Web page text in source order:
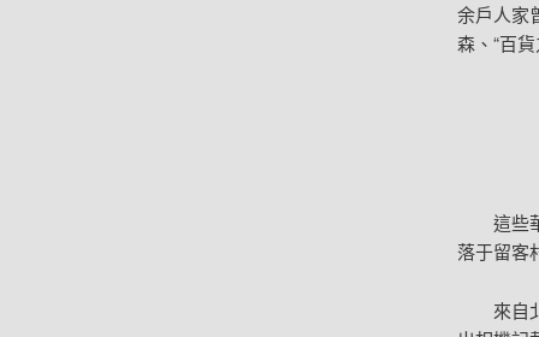
余戶人家
森、“百
這些
落于留
來自